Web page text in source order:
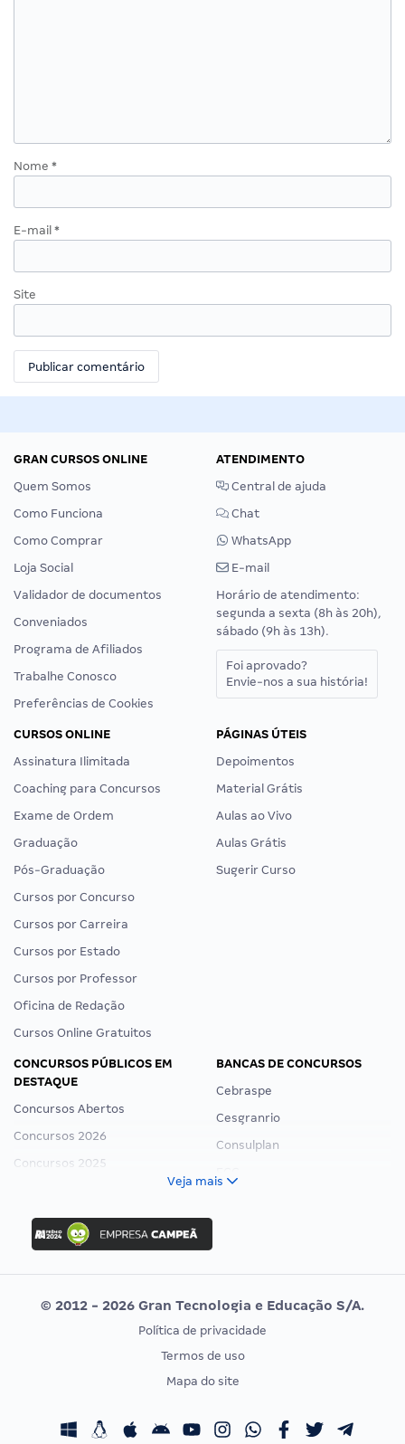
Nome *
E-mail *
Site
GRAN CURSOS ONLINE
Quem Somos
Como Funciona
Como Comprar
Loja Social
Validador de documentos
Conveniados
Programa de Afiliados
Trabalhe Conosco
Preferências de Cookies
ATENDIMENTO
Central de ajuda
Chat
WhatsApp
E-mail
Horário de atendimento:
segunda a sexta (8h às 20h),
sábado (9h às 13h).
Foi aprovado?
Envie-nos a sua história!
CURSOS ONLINE
Assinatura Ilimitada
Coaching para Concursos
Exame de Ordem
Graduação
Pós-Graduação
Cursos por Concurso
Cursos por Carreira
Cursos por Estado
Cursos por Professor
Oficina de Redação
Cursos Online Gratuitos
PÁGINAS ÚTEIS
Depoimentos
Material Grátis
Aulas ao Vivo
Aulas Grátis
Sugerir Curso
CONCURSOS PÚBLICOS EM
DESTAQUE
Concursos Abertos
Concursos 2026
Concursos 2025
Concurso Ibama
Concurso MPU
Editais publicados
BANCAS DE CONCURSOS
Cebraspe
Cesgranrio
Consulplan
Vunesp
CONCURSOS POR PROFISSÃO
Concursos Fiscais
EXAME DE ORDEM
Calendário OAB
Veja mais
© 2012 - 2026 Gran Tecnologia e Educação S/A.
Política de privacidade
Termos de uso
Mapa do site